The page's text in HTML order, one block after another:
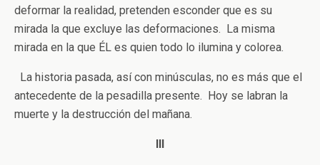
deformar la realidad, pretenden esconder que es su
mirada la que excluye las deformaciones. La misma
mirada en la que ÉL es quien todo lo ilumina y colorea.
La historia pasada, así con minúsculas, no es más que el
antecedente de la pesadilla presente. Hoy se labran la
muerte y la destrucción del mañana.
III